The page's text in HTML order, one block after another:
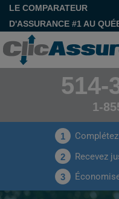
LE COMPARATEUR
D'ASSURANCE #1 AU
514-
1-
1
2 Recevez
3